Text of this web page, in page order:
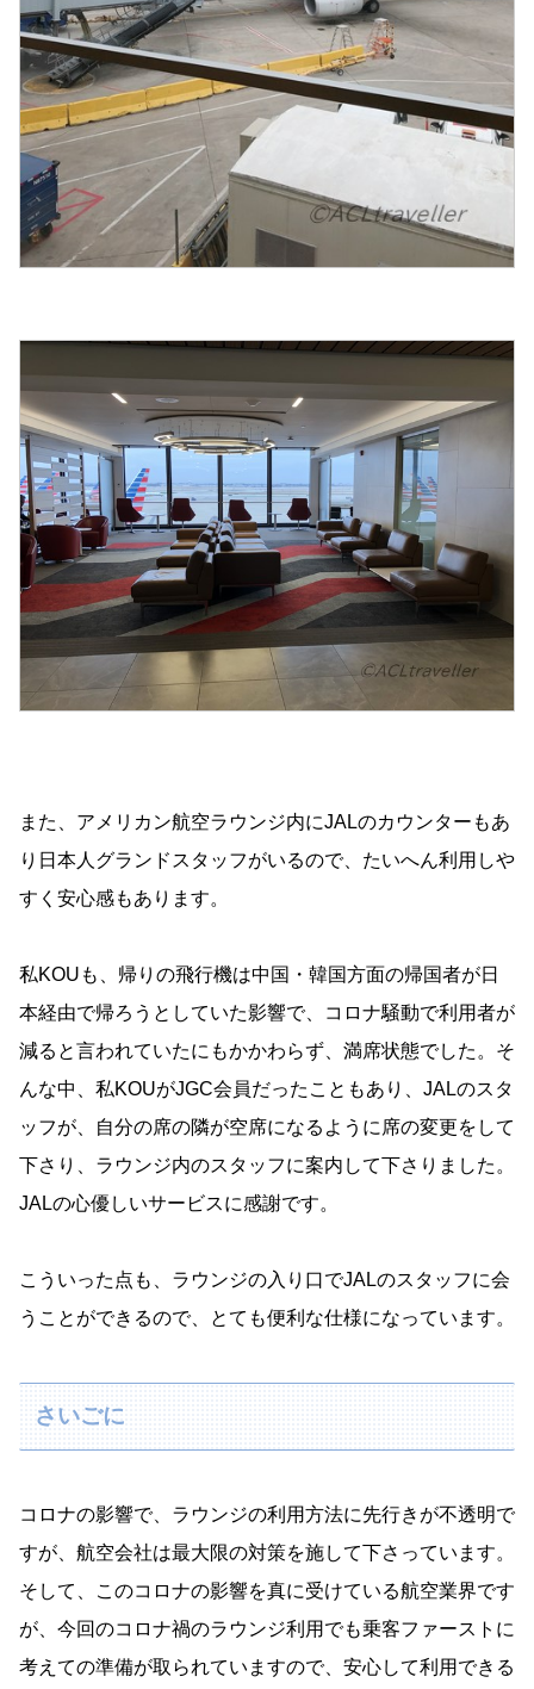
また、アメリカン航空ラウンジ内にJALのカウンターもあ
り日本人グランドスタッフがいるので、たいへん利用しや
すく安心感もあります。
私KOUも、帰りの飛行機は中国・韓国方面の帰国者が日
本経由で帰ろうとしていた影響で、コロナ騒動で利用者が
減ると言われていたにもかかわらず、満席状態でした。そ
んな中、私KOUがJGC会員だったこともあり、JALのスタ
ッフが、自分の席の隣が空席になるように席の変更をして
下さり、ラウンジ内のスタッフに案内して下さりました。
JALの心優しいサービスに感謝です。
こういった点も、ラウンジの入り口でJALのスタッフに会
うことができるので、とても便利な仕様になっています。
さいごに
コロナの影響で、ラウンジの利用方法に先行きが不透明で
すが、航空会社は最大限の対策を施して下さっています。
そして、このコロナの影響を真に受けている航空業界です
が、今回のコロナ禍のラウンジ利用でも乗客ファーストに
考えての準備が取られていますので、安心して利用できる